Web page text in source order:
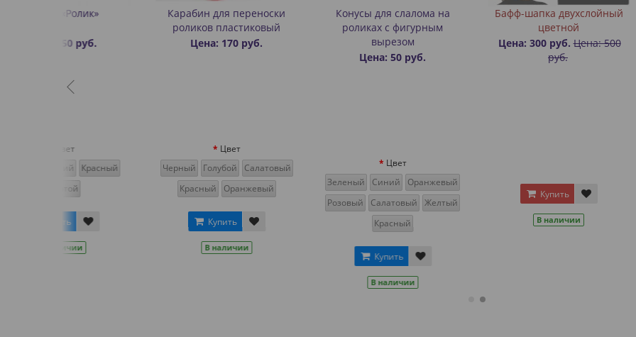
Карабин для переноски
роликов пластиковый
Черный
Салатовый
Оранжевый
Конусы для слалома на
роликах с фигурным
Зеленый
Оранжевый
Салатовый Желтый
Бафф-шапка двухслойный
Цена: 500
Купить
Цена: